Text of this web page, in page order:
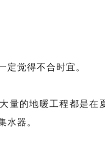
定觉得不合时宜。
量的地暖工程都是在
水器。